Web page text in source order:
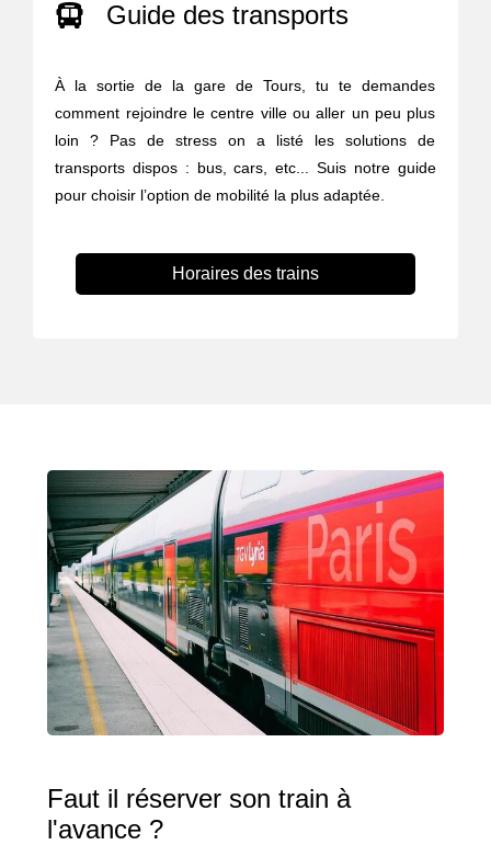
Guide des transports
À la sortie de la gare de Tours, tu te demandes
comment rejoindre le centre ville ou aller un peu plus
loin ? Pas de stress on a listé les solutions de
transports dispos : bus, cars, etc... Suis notre guide
pour choisir l’option de mobilité la plus adaptée.
Horaires des trains
Faut il réserver son train à
l'avance ?